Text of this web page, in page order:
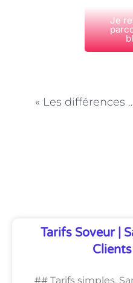
Je
« Les différences entre le
Tarifs Soveur |
## Tarifs simples.